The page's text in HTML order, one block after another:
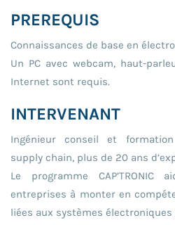
PREREQUIS
Connaissances de base en
Un PC avec webcam, haut-
Internet sont requis.
INTERVENANT
Ingénieur conseil et
supply chain, plus de 20 ans
Le programme CAP’TRONIC
entreprises à monter en
liées aux systèmes